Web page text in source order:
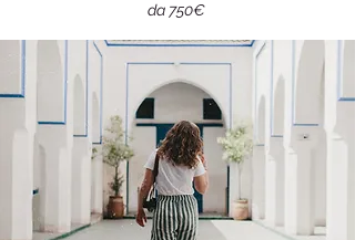
da 750€